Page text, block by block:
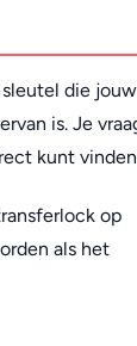
die jouw
is. Je
kunt
op
als het